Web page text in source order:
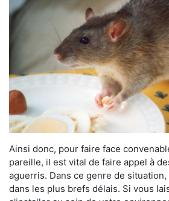
Ainsi donc, pour faire face
pareille, il est vital de faire appel à
aguerris. Dans ce genre de
dans les plus brefs délais. Si vous